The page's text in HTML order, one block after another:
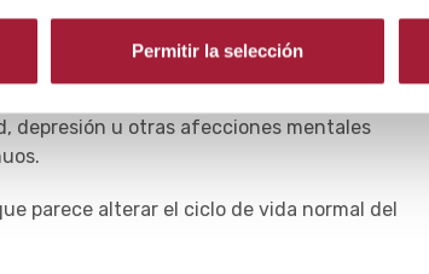
Permitir la selección
prácticamente en todos los órganos y
Entre ellas, ayudar a responder al estrés
depresión u otras afecciones mentales
parece alterar el ciclo de vida normal del